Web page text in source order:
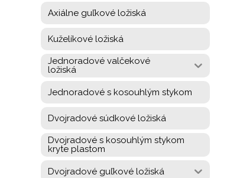
Axiálne guľkové ložiská
Kuželíkové ložiská
Jednoradové valčekové
ložiská
Jednoradové s kosouhlým stykom
Dvojradové súdkové ložiská
Dvojradové s kosouhlým stykom
kryte plastom
Dvojradové guľkové ložiská